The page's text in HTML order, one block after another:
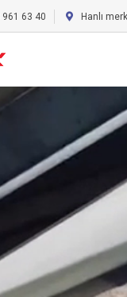
961 63 40 Hanlı